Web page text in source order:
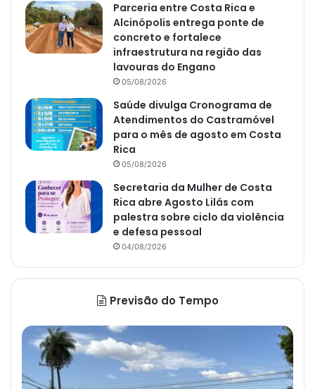
Parceria entre Costa Rica e
Alcinópolis entrega ponte de
concreto e fortalece
infraestrutura na região das
lavouras do Engano
05/08/2026
Saúde divulga Cronograma de
Atendimentos do Castramóvel
para o mês de agosto em Costa
Rica
05/08/2026
Secretaria da Mulher de Costa
Rica abre Agosto Lilás com
palestra sobre ciclo da violência
e defesa pessoal
04/08/2026
Previsão do Tempo